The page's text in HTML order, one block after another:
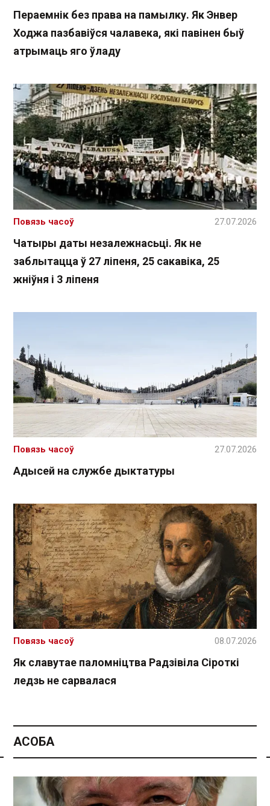
Пераемнік без права на памылку. Як Энвер
Ходжа пазбавіўся чалавека, які павінен быў
атрымаць яго ўладу
Чатыры даты незалежнасьці. Як не
заблытацца ў 27 ліпеня, 25 сакавіка, 25
жніўня і 3 ліпеня
Повязь часоў 27.07.2026
Адысей на службе дыктатуры
Повязь часоў 27.07.2026
Як славутае паломніцтва Радзівіла Сіроткі
ледзь не сарвалася
Повязь часоў 08.07.2026
АСОБА